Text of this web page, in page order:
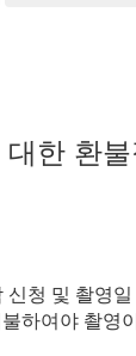
한 환
청 및 촬영
하여야 촬영